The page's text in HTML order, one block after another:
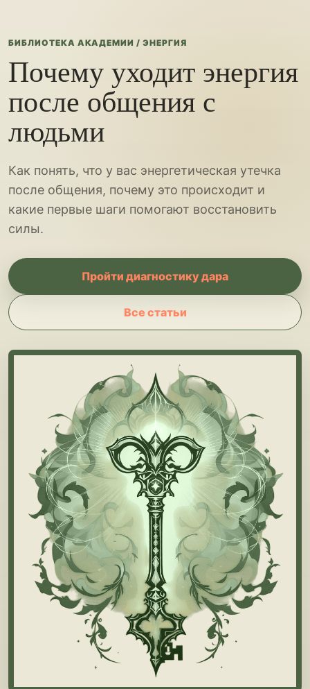
БИБЛИОТЕКА АКАДЕМИИ / ЭНЕРГИЯ
Почему уходит энергия
после общения с
людьми
Как понять, что у вас энергетическая утечка
после общения, почему это происходит и
какие первые шаги помогают восстановить
силы.
Пройти диагностику дара
Все статьи